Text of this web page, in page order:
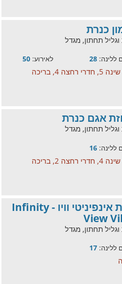
כנרת
תחתון, מגדל
ללינה: 28 לאירוע: 50
רחצה 4, בריכה
אגם כנרת
תחתון, מגדל
ללינה: 16
רחצה 2, בריכה
וילות אינפיניטי וויו - Infinity
View
תחתון, מגדל
ללינה: 17